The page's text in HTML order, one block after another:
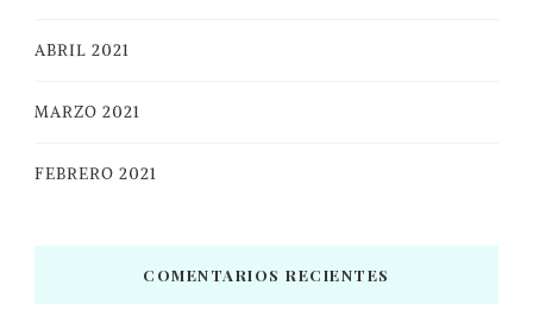
ABRIL 2021
MARZO 2021
FEBRERO 2021
COMENTARIOS RECIENTES